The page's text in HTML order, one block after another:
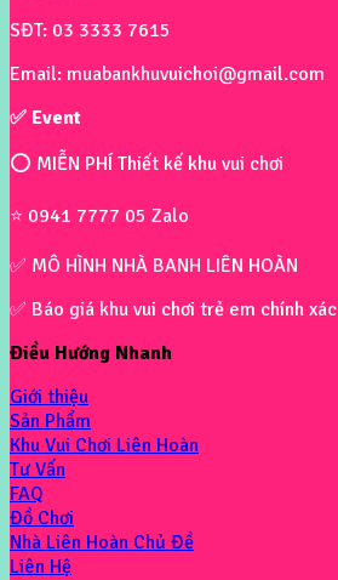
SĐT: 03 3333 7615
Email: muabankhuvuichoi@gmail.com
✅ Event
⭕ MIỄN PHÍ Thiết kế khu vui chơi
⭐ 0941 7777 05 Zalo
✅ MÔ HÌNH NHÀ BANH LIÊN HOÀN
✅ Báo giá khu vui chơi trẻ em chính xác
Điều Hướng Nhanh
Giới thiệu
Sản Phẩm
Khu Vui Chơi Liên Hoàn
Tư Vấn
FAQ
Đồ Chơi
Nhà Liên Hoàn Chủ Đề
Liên Hệ